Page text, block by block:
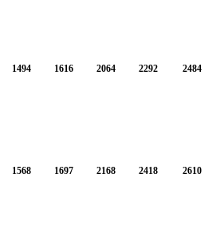
1494 1616 2064 2292 2484
1568 1697 2168 2418 2610